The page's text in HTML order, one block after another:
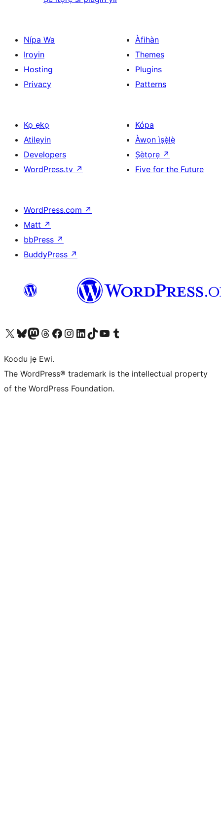
Nípa Wa
Iroyin
Hosting
Privacy
Àfihàn
Themes
Plugins
Patterns
Kọ ẹkọ
Atilẹyin
Developers
WordPress.tv ↗
Kópa
Àwọn ìṣẹ̀lẹ̀
Ṣètọrẹ ↗
Five for the Future
WordPress.com ↗
Matt ↗
bbPress ↗
BuddyPress ↗
Ṣabẹwo sí àkàùntù X (Twitter tẹ́lẹ̀) waBẹwo akanti Bluesky waLọ sí àkáǹtì Mastodon waBẹwo akanti Threads waṢabẹwo si Facebook waVisit our Instagram account
Visit our LinkedIn account
Bẹwo akanti TikTok waVisit our YouTube channel
Bẹwo akanti Tumblr wa
Koodu jẹ Ewi.
The WordPress® trademark is the intellectual property
of the WordPress Foundation.